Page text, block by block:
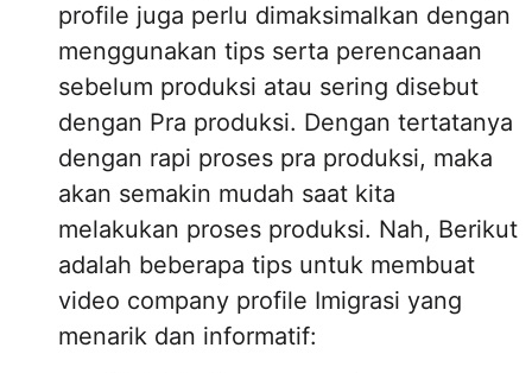
profile juga perlu dimaksimalkan dengan
menggunakan tips serta perencanaan
sebelum produksi atau sering disebut
dengan Pra produksi. Dengan tertatanya
dengan rapi proses pra produksi, maka
akan semakin mudah saat kita
melakukan proses produksi. Nah, Berikut
adalah beberapa tips untuk membuat
video company profile Imigrasi yang
menarik dan informatif: